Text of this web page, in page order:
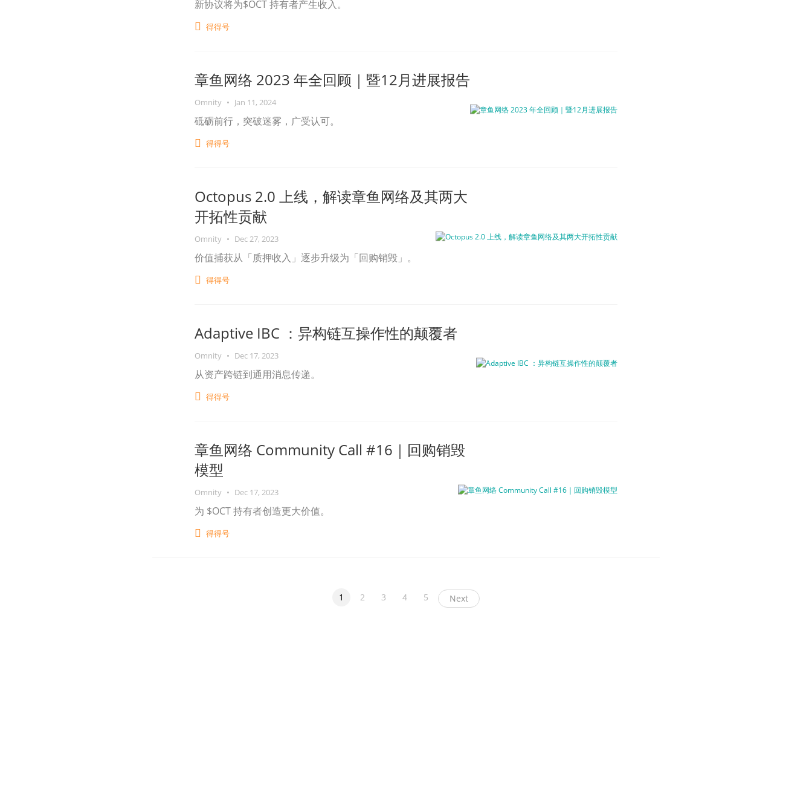
新协议将为$OCT 持有者产生收入。
得得号
章鱼网络 2023 年全回顾｜暨12月进展报告
Omnity • Jan 11, 2024
砥砺前行，突破迷雾，广受认可。
得得号
Octopus 2.0 上线，解读章鱼网络及其两大
开拓性贡献
Omnity • Dec 27, 2023
价值捕获从「质押收入」逐步升级为「回购销毁」。
得得号
Adaptive IBC ：异构链互操作性的颠覆者
Omnity • Dec 17, 2023
从资产跨链到通用消息传递。
得得号
章鱼网络 Community Call #16｜回购销毁
模型
Omnity • Dec 17, 2023
为 $OCT 持有者创造更大价值。
得得号
1 2 3 4 5 Next